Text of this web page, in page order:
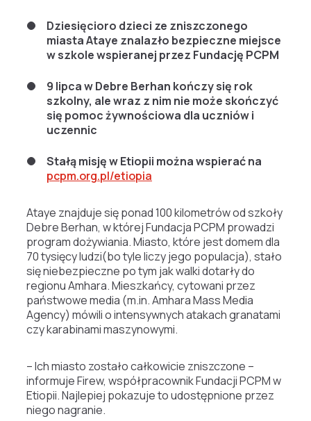
Dziesięcioro dzieci ze zniszczonego
miasta Ataye znalazło bezpieczne miejsce
w szkole wspieranej przez Fundację PCPM
9 lipca w Debre Berhan kończy się rok
szkolny, ale wraz z nim nie może skończyć
się pomoc żywnościowa dla uczniów i
uczennic
Stałą misję w Etiopii można wspierać na
pcpm.org.pl/etiopia
Ataye znajduje się ponad 100 kilometrów od szkoły
Debre Berhan, w której Fundacja PCPM prowadzi
program dożywiania. Miasto, które jest domem dla
70 tysięcy ludzi(bo tyle liczy jego populacja), stało
się niebezpieczne po tym jak walki dotarły do
regionu Amhara. Mieszkańcy, cytowani przez
państwowe media (m.in. Amhara Mass Media
Agency) mówili o intensywnych atakach granatami
czy karabinami maszynowymi.
– Ich miasto zostało całkowicie zniszczone –
informuje Firew, współpracownik Fundacji PCPM w
Etiopii. Najlepiej pokazuje to udostępnione przez
niego nagranie.